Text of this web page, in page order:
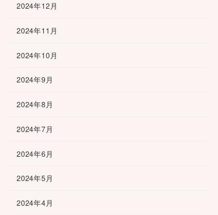
2024年12月
2024年11月
2024年10月
2024年9月
2024年8月
2024年7月
2024年6月
2024年5月
2024年4月